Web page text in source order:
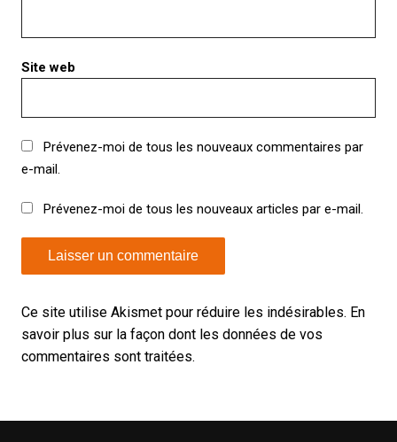
Site web
Prévenez-moi de tous les nouveaux commentaires par
e-mail.
Prévenez-moi de tous les nouveaux articles par e-mail.
Ce site utilise Akismet pour réduire les indésirables. En
savoir plus sur la façon dont les données de vos
commentaires sont traitées.